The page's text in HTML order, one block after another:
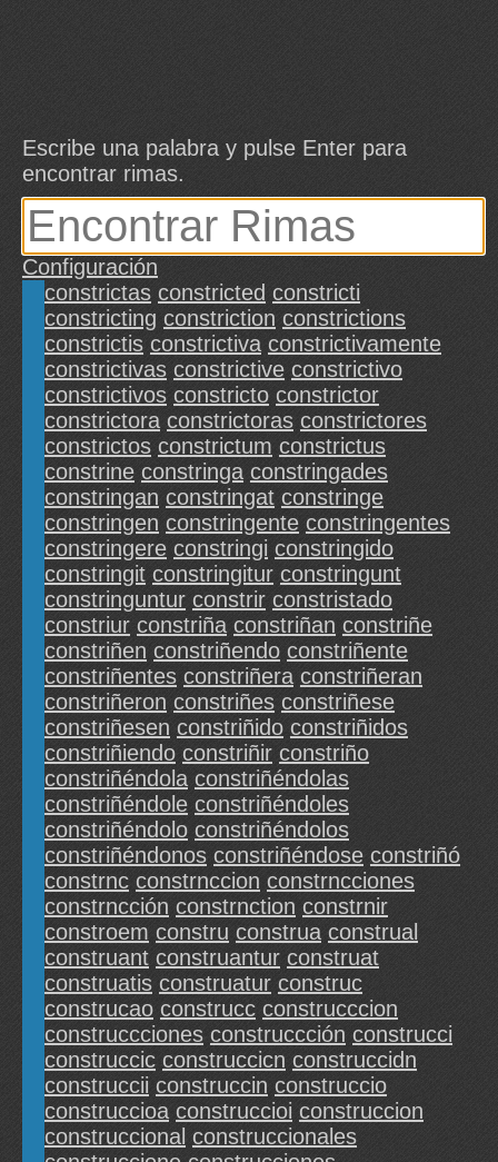
Escribe una palabra y pulse Enter para
encontrar rimas.
Configuración
constrictas constricted constricti
constricting constriction constrictions
constrictis constrictiva constrictivamente
constrictivas constrictive constrictivo
constrictivos constricto constrictor
constrictora constrictoras constrictores
constrictos constrictum constrictus
constrine constringa constringades
constringan constringat constringe
constringen constringente constringentes
constringere constringi constringido
constringit constringitur constringunt
constringuntur constrir constristado
constriur constriña constriñan constriñe
constriñen constriñendo constriñente
constriñentes constriñera constriñeran
constriñeron constriñes constriñese
constriñesen constriñido constriñidos
constriñiendo constriñir constriño
constriñéndola constriñéndolas
constriñéndole constriñéndoles
constriñéndolo constriñéndolos
constriñéndonos constriñéndose constriñó
constrnc constrnccion constrncciones
constrncción constrnction constrnir
constroem constru construa construal
construant construantur construat
construatis construatur construc
construcao construcc construcccion
construccciones construccción construcci
construccic construccicn construccidn
construccii construccin construccio
construccioa construccioi construccion
construccional construccionales